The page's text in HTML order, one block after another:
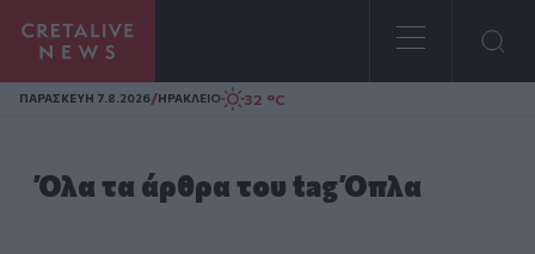
Homepage
ΠΑΡΑΣΚΕΥΗ 7.8.2026/ΗΡΑΚΛΕΙΟ 32 °C
Όλα τα άρθρα του tag Όπλα